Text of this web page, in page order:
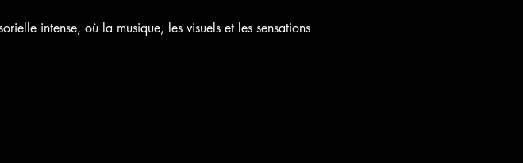
intense, où la musique, les visuels et les sensations